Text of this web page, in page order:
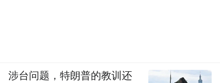
涉台问题，特朗普的教训还